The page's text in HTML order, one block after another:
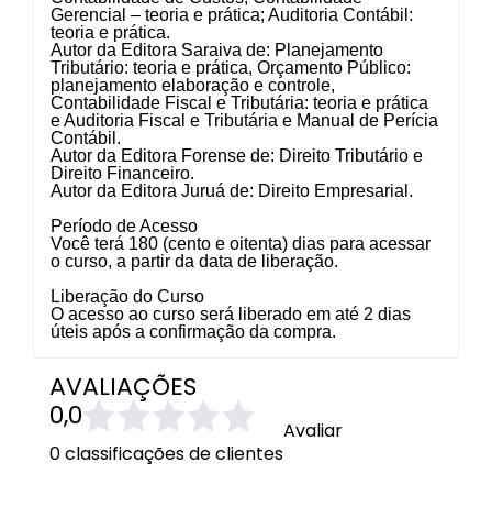
Gerencial – teoria e prática; Auditoria Contábil:
teoria e prática.
Autor da Editora Saraiva de: Planejamento
Tributário: teoria e prática, Orçamento Público:
planejamento elaboração e controle,
Contabilidade Fiscal e Tributária: teoria e prática
e Auditoria Fiscal e Tributária e Manual de Perícia
Contábil.
Autor da Editora Forense de: Direito Tributário e
Direito Financeiro.
Autor da Editora Juruá de: Direito Empresarial .
Período de Acesso
Você terá 180 (cento e oitenta) dias para acessar
o curso, a partir da data de liberação.
Liberação do Curso
O acesso ao curso será liberado em até 2 dias
úteis após a confirmação da compra.
AVALIAÇÕES
0,0
0 classificações de clientes
Avaliar